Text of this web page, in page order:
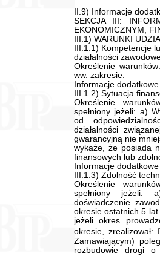
II.9) Informacje
SEKCJA III:
EKONOMICZNYM,
III.1) WARUNKI
III.1.1) Kompetencje
działalności
Określenie
ww. zakresie.
Informacje dodatkowe
III.1.2) Sytuacja
Określenie
spełniony jeżeli: a)
od
działalności
gwarancyjną nie
wykaże, że posiada
finansowych lub
Informacje dodatkowe
III.1.3) Zdolność
Określenie
spełniony jeżeli:
doświadczenie
okresie ostatnich 5 lat
jeżeli okres
okresie,
Zamawiającym)
rozbudowie drogi